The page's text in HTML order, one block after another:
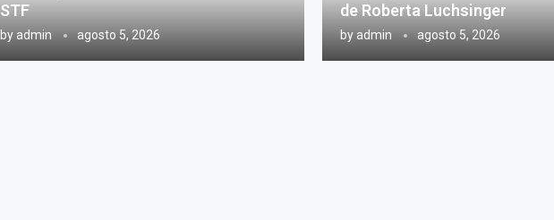
STF
byadmin agosto 5, 2026
de Roberta Luchsinger
byadmin agosto 5, 2026